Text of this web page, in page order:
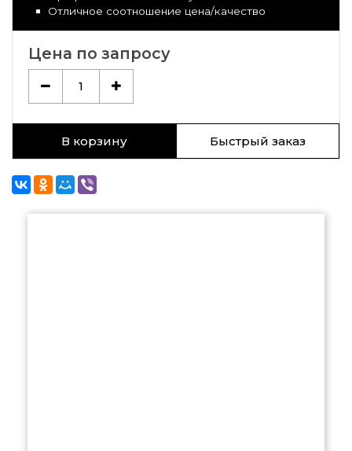
Отличное соотношение цена/качество
Цена по запросу
1
В корзину Быстрый заказ